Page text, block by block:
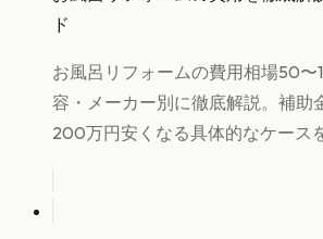
ド
お風呂リフォームの費用相場50〜
容・メーカー別に徹底解説。補助
200万円安くなる具体的なケース